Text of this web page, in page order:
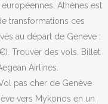
Athènes est
transformations ces
au départ de Geneve :
Trouver des vols. Billet
Airlines.
pas cher de Genève
vers Mykonos en un